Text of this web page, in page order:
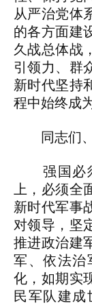
从严治党体
的各方面建
久战总体战
引领力、群
新时代坚持
程中始终成
同志们、
强国必须
上，必须
新时代军事
对领导，坚
推进政治建
军、依法治
化，如期实
民军队建